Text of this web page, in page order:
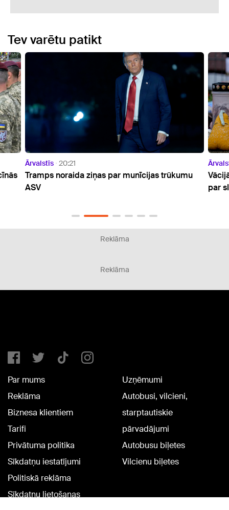
Tev varētu patikt
Ārvalstīs 20:21
Tramps noraida ziņas par munīcijas trūkumu
ASV
par
Reklāma
Reklāma
Par mums
Reklāma
Biznesa klientiem
Tarifi
Privātuma politika
Sīkdatņu iestatījumi
Politiskā reklāma
Sīkdatņu lietošanas
Uzņēmumi
Autobusi, vilcieni,
starptautiskie
pārvadājumi
Autobusu biļetes
Vilcienu biļetes